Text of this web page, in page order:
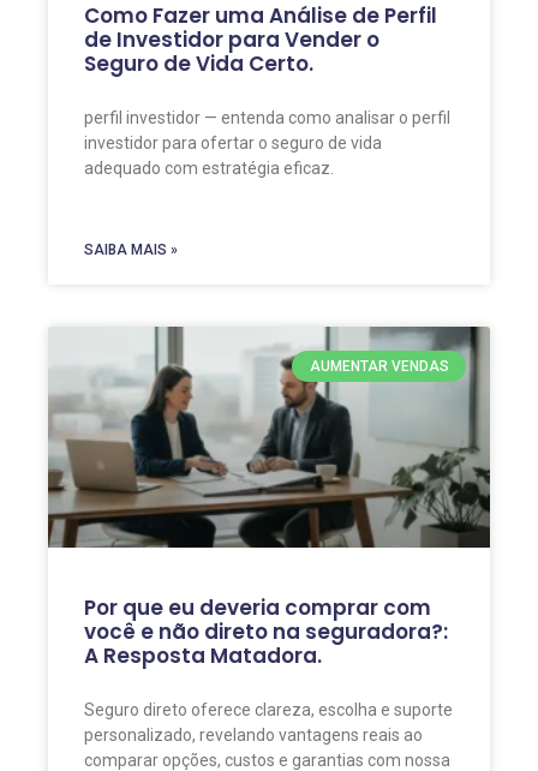
Como Fazer uma Análise de Perfil
de Investidor para Vender o
Seguro de Vida Certo.
perfil investidor — entenda como analisar o perfil
investidor para ofertar o seguro de vida
adequado com estratégia eficaz.
SAIBA MAIS »
AUMENTAR VENDAS
Por que eu deveria comprar com
você e não direto na seguradora?:
A Resposta Matadora.
Seguro direto oferece clareza, escolha e suporte
personalizado, revelando vantagens reais ao
comparar opções, custos e garantias com nossa